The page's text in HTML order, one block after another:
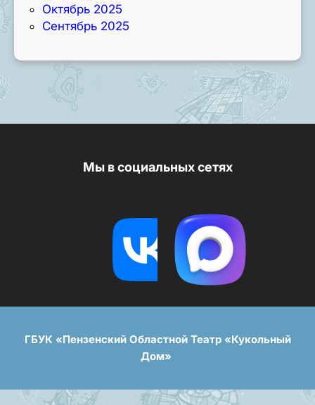
Октябрь 2025
Сентябрь 2025
Мы в социальных сетях
ГБУК «Пензенский Областной Театр «Кукольный
Дом»